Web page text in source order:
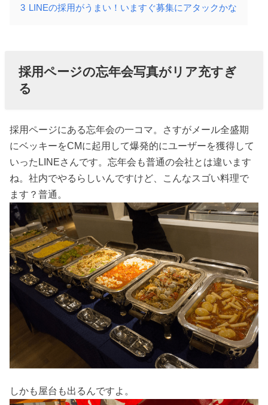
3 LINEの採用がうまい！いますぐ募集にアタックかな
採用ページの忘年会写真がリア充すぎ
る
採用ページにある忘年会の一コマ。さすがメール全盛期
にベッキーをCMに起用して爆発的にユーザーを獲得して
いったLINEさんです。忘年会も普通の会社とは違います
ね。社内でやるらしいんですけど、こんなスゴい料理で
ます？普通。
しかも屋台も出るんですよ。